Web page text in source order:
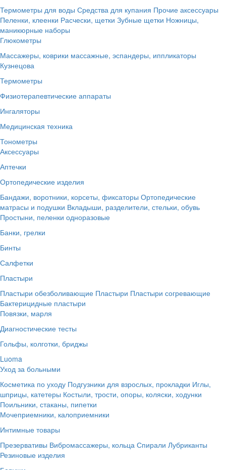
Термометры для воды Средства для купания Прочие аксессуары
Пеленки, клеенки Расчески, щетки Зубные щетки Ножницы,
маникюрные наборы
Глюкометры
Массажеры, коврики массажные, эспандеры, иппликаторы
Кузнецова
Термометры
Физиотерапевтические аппараты
Ингаляторы
Медицинская техника
Тонометры
Аксессуары
Аптечки
Ортопедические изделия
Бандажи, воротники, корсеты, фиксаторы Ортопедические
матрасы и подушки Вкладыши, разделители, стельки, обувь
Простыни, пеленки одноразовые
Банки, грелки
Бинты
Салфетки
Пластыри
Пластыри обезболивающие Пластыри Пластыри согревающие
Бактерицидные пластыри
Повязки, марля
Диагностические тесты
Гольфы, колготки, бриджы
Luoma
Уход за больными
Косметика по уходу Подгузники для взрослых, прокладки Иглы,
шприцы, катетеры Костыли, трости, опоры, коляски, ходунки
Поильники, стаканы, пипетки
Мочеприемники, калоприемники
Интимные товары
Презервативы Вибромассажеры, кольца Спирали Лубриканты
Резиновые изделия